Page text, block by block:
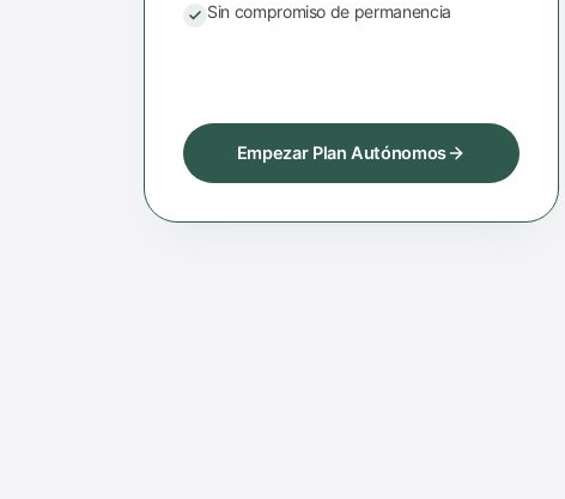
Sin compromiso de permanencia
Empezar Plan Autónomos